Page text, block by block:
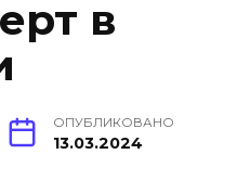
в
ОПУБЛИКОВАНО
13.03.2024